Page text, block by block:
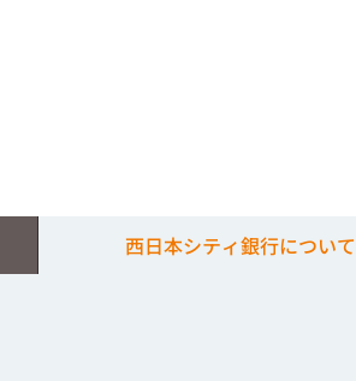
西日本シティ銀行について